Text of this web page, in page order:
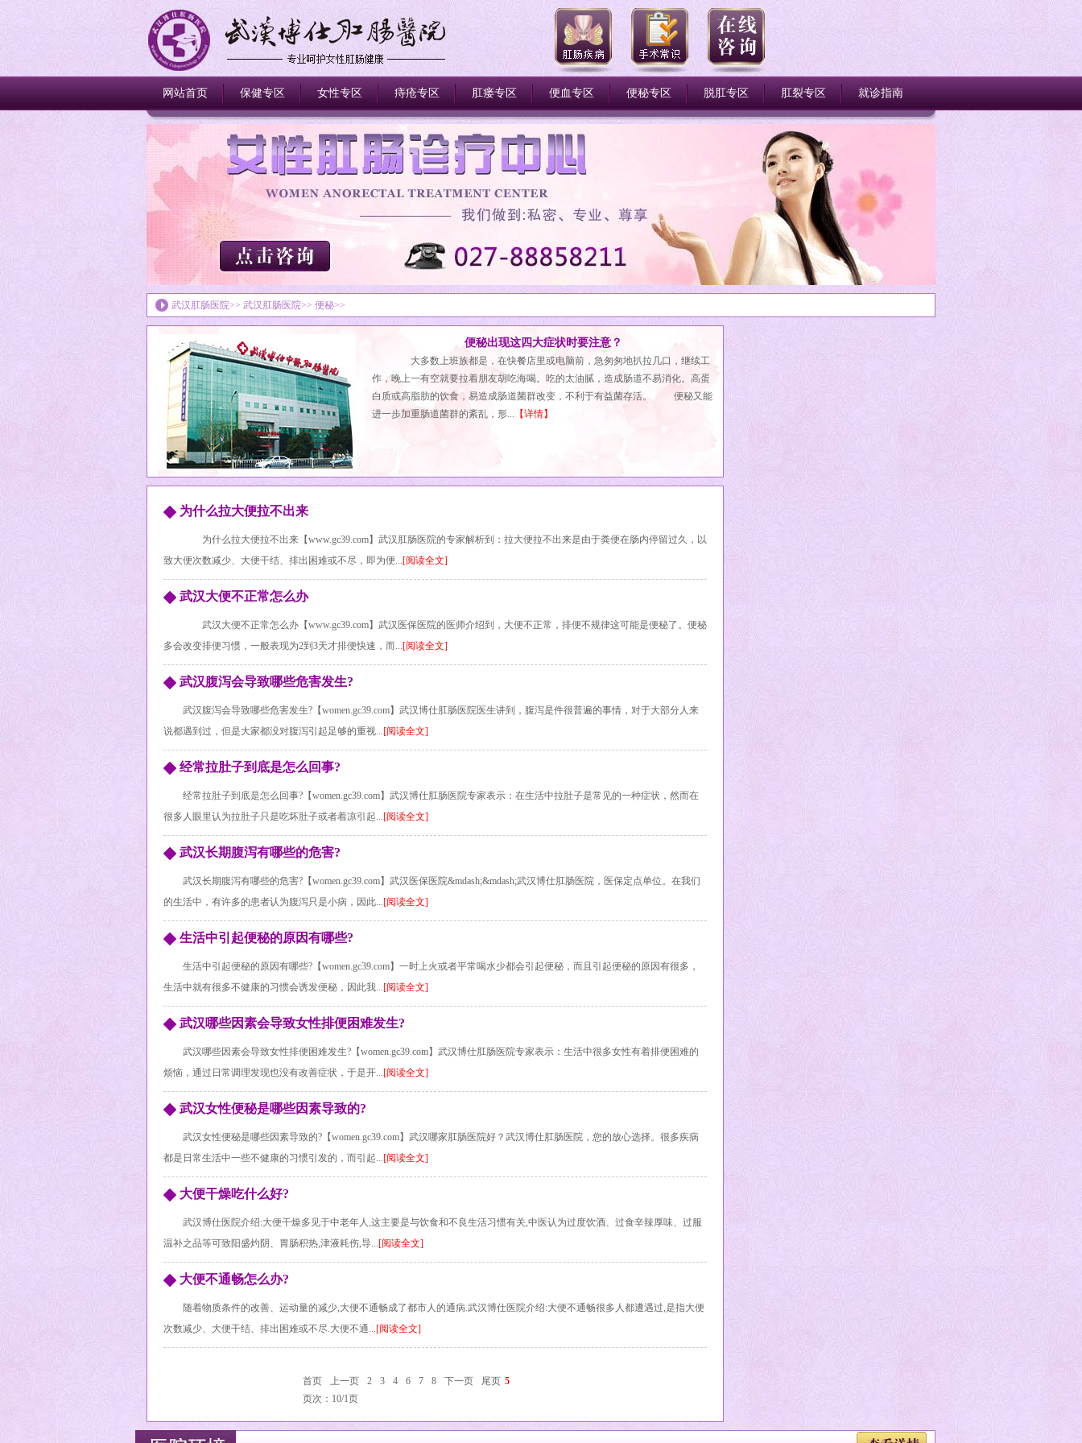
网站首页 保健专区 女性专区 痔疮专区 肛瘘专区 便血专区 便秘专区 脱肛专区 肛裂专区 就诊指南
武汉肛肠医院>> 武汉肛肠医院>> 便秘>>
便秘出现这四大症状时要注意？
大多数上班族都是，在快餐店里或电脑前，急匆匆地扒拉几口，继续工
作，晚上一有空就要拉着朋友胡吃海喝。吃的太油腻，造成肠道不易消化。高蛋
白质或高脂肪的饮食，易造成肠道菌群改变，不利于有益菌存活。 便秘又能
进一步加重肠道菌群的紊乱，形... 【详情】
为什么拉大便拉不出来
为什么拉大便拉不出来【www.gc39.com】武汉肛肠医院的专家解析到：拉大便拉不出来是由于粪便在肠内停留过久，以
致大便次数减少、大便干结、排出困难或不尽，即为便...[阅读全文]
武汉大便不正常怎么办
武汉大便不正常怎么办【www.gc39.com】武汉医保医院的医师介绍到，大便不正常，排便不规律这可能是便秘了。便秘
多会改变排便习惯，一般表现为2到3天才排便快速，而...[阅读全文]
武汉腹泻会导致哪些危害发生?
武汉腹泻会导致哪些危害发生?【women.gc39.com】武汉博仕肛肠医院医生讲到，腹泻是件很普遍的事情，对于大部分人来
说都遇到过，但是大家都没对腹泻引起足够的重视...[阅读全文]
经常拉肚子到底是怎么回事?
经常拉肚子到底是怎么回事?【women.gc39.com】武汉博仕肛肠医院专家表示：在生活中拉肚子是常见的一种症状，然而在
很多人眼里认为拉肚子只是吃坏肚子或者着凉引起...[阅读全文]
武汉长期腹泻有哪些的危害?
武汉长期腹泻有哪些的危害?【women.gc39.com】武汉医保医院&mdash;&mdash;武汉博仕肛肠医院，医保定点单位。在我们
的生活中，有许多的患者认为腹泻只是小病，因此...[阅读全文]
生活中引起便秘的原因有哪些?
生活中引起便秘的原因有哪些?【women.gc39.com】一时上火或者平常喝水少都会引起便秘，而且引起便秘的原因有很多，
生活中就有很多不健康的习惯会诱发便秘，因此我...[阅读全文]
武汉哪些因素会导致女性排便困难发生?
武汉哪些因素会导致女性排便困难发生?【women.gc39.com】武汉博仕肛肠医院专家表示：生活中很多女性有着排便困难的
烦恼，通过日常调理发现也没有改善症状，于是开...[阅读全文]
武汉女性便秘是哪些因素导致的?
武汉女性便秘是哪些因素导致的?【women.gc39.com】武汉哪家肛肠医院好？武汉博仕肛肠医院，您的放心选择。很多疾病
都是日常生活中一些不健康的习惯引发的，而引起...[阅读全文]
大便干燥吃什么好?
武汉博仕医院介绍:大便干燥多见于中老年人,这主要是与饮食和不良生活习惯有关,中医认为过度饮酒、过食辛辣厚味、过服
温补之品等可致阳盛灼阴、胃肠积热,津液耗伤,导...[阅读全文]
大便不通畅怎么办?
随着物质条件的改善、运动量的减少,大便不通畅成了都市人的通病.武汉博仕医院介绍:大便不通畅很多人都遭遇过,是指大便
次数减少、大便干结、排出困难或不尽.大便不通...[阅读全文]
首页 上一页 2 3 4 5
6 7 8 下一页
尾页
页次：10/1页